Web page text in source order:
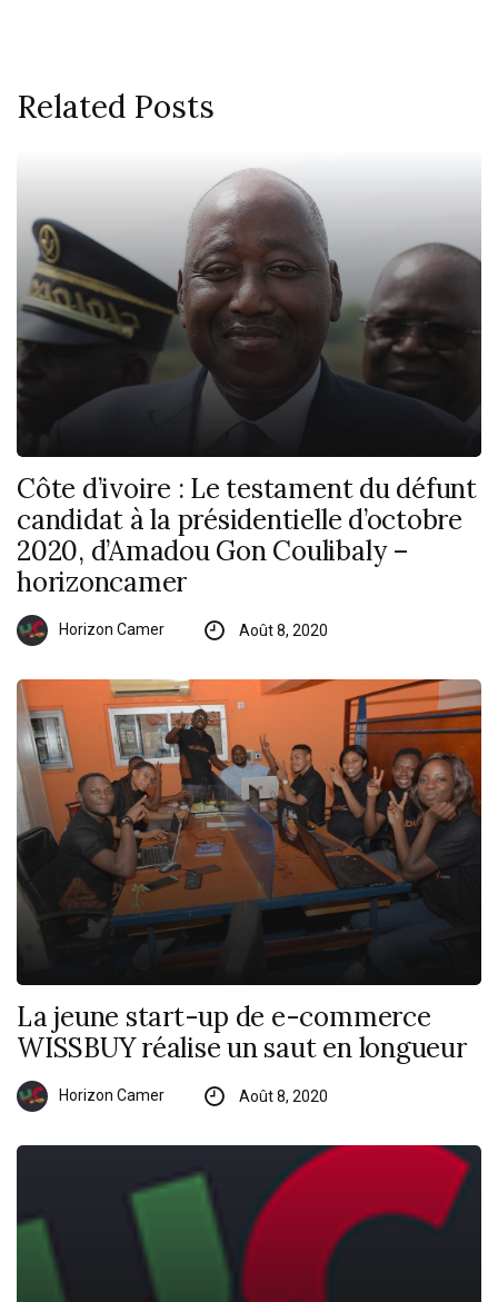
Related Posts
Côte d’ivoire : Le testament du défunt
candidat à la présidentielle d’octobre
2020, d’Amadou Gon Coulibaly –
horizoncamer
Horizon Camer Août 8, 2020
La jeune start-up de e-commerce
WISSBUY réalise un saut en longueur
Horizon Camer Août 8, 2020